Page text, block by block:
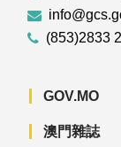
(853)2833
GOV.MO
澳門雜誌